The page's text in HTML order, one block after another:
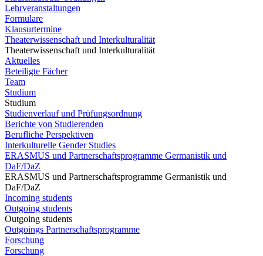
Lehrveranstaltungen
Formulare
Klausurtermine
Theaterwissenschaft und Interkulturalität
Theaterwissenschaft und Interkulturalität
Aktuelles
Beteiligte Fächer
Team
Studium
Studium
Studienverlauf und Prüfungsordnung
Berichte von Studierenden
Berufliche Perspektiven
Interkulturelle Gender Studies
ERASMUS und Partnerschaftsprogramme Germanistik und
DaF/DaZ
ERASMUS und Partnerschaftsprogramme Germanistik und
DaF/DaZ
Incoming students
Outgoing students
Outgoing students
Outgoings Partnerschaftsprogramme
Forschung
Forschung